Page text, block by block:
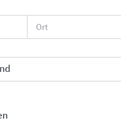
Pflasterklinkern
Ort